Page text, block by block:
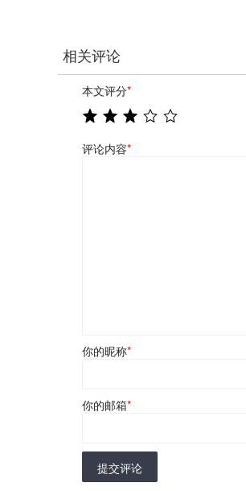
相关评论
本文评分*
评论内容*
你的昵称*
你的邮箱*
提交评论